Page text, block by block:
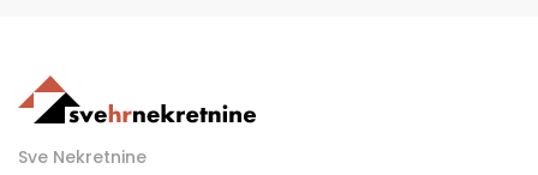
Sve Nekretnine